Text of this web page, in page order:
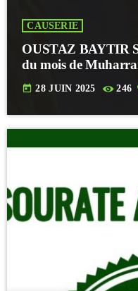
CAUSERIE
OUSTAZ BAYTIR
du mois de
today 28 JUIN 2025 246